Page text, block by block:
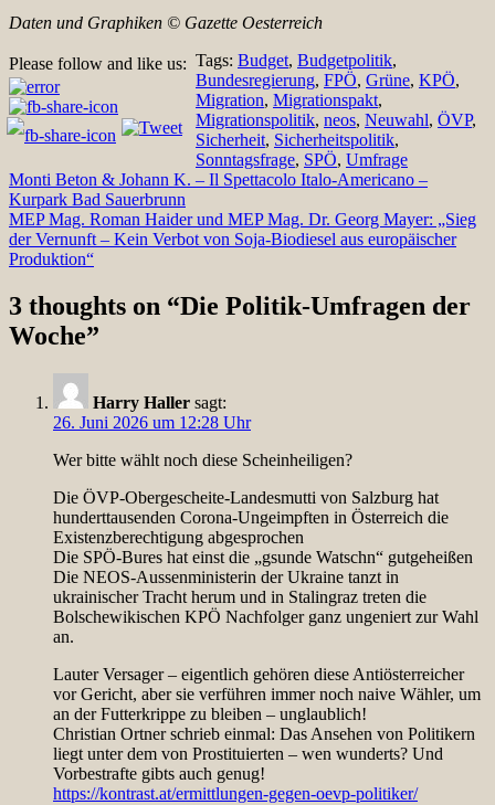
Daten und Graphiken © Gazette Oesterreich
Please follow and like us: Tags: Budget, Budgetpolitik,
Bundesregierung, FPÖ, Grüne, KPÖ,
Migration, Migrationspakt,
Migrationspolitik, neos, Neuwahl, ÖVP,
Sicherheit, Sicherheitspolitik,
Sonntagsfrage, SPÖ, Umfrage
Beitragsnavigation
Monti Beton & Johann K. – Il Spettacolo Italo-Americano –
Kurpark Bad Sauerbrunn
MEP Mag. Roman Haider und MEP Mag. Dr. Georg Mayer: „Sieg
der Vernunft – Kein Verbot von Soja-Biodiesel aus europäischer
Produktion“
3 thoughts on “Die Politik-Umfragen der
Woche”
Harry Haller sagt:
26. Juni 2026 um 12:28 Uhr
Wer bitte wählt noch diese Scheinheiligen?
Die ÖVP-Obergescheite-Landesmutti von Salzburg hat
hunderttausenden Corona-Ungeimpften in Österreich die
Existenzberechtigung abgesprochen
Die SPÖ-Bures hat einst die „gsunde Watschn“ gutgeheißen
Die NEOS-Aussenministerin der Ukraine tanzt in
ukrainischer Tracht herum und in Stalingraz treten die
Bolschewikischen KPÖ Nachfolger ganz ungeniert zur Wahl
an.
Lauter Versager – eigentlich gehören diese Antiösterreicher
vor Gericht, aber sie verführen immer noch naive Wähler, um
an der Futterkrippe zu bleiben – unglaublich!
Christian Ortner schrieb einmal: Das Ansehen von Politikern
liegt unter dem von Prostituierten – wen wunderts? Und
Vorbestrafte gibts auch genug!
https://kontrast.at/ermittlungen-gegen-oevp-politiker/